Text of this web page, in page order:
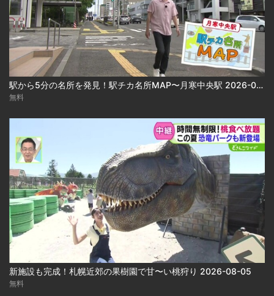
駅から5分の名所を発見！駅チカ名所MAP〜月寒中央駅 2026-08-05
無料
新施設も完成！札幌近郊の果樹園で甘〜い桃狩り 2026-08-05
無料